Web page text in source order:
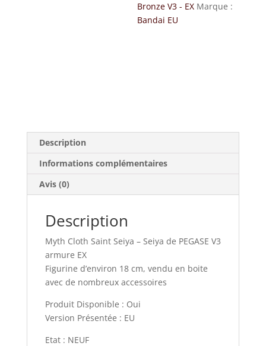
Bronze V3 - EX Marque :
Bandai EU
Description
Informations complémentaires
Avis (0)
Description
Myth Cloth Saint Seiya – Seiya de PEGASE V3
armure EX
Figurine d’environ 18 cm, vendu en boite
avec de nombreux accessoires
Produit Disponible : Oui
Version Présentée : EU
Etat : NEUF